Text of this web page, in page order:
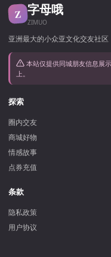
Z 字母哦
ZIMUO
亚洲最大的小众亚文化交友社区
本站仅提供同城朋友信息展
上。
探索
圈内交友
商城好物
情感故事
点券充值
条款
隐私政策
用户协议